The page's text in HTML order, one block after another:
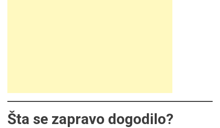
Šta se zapravo dogodilo?